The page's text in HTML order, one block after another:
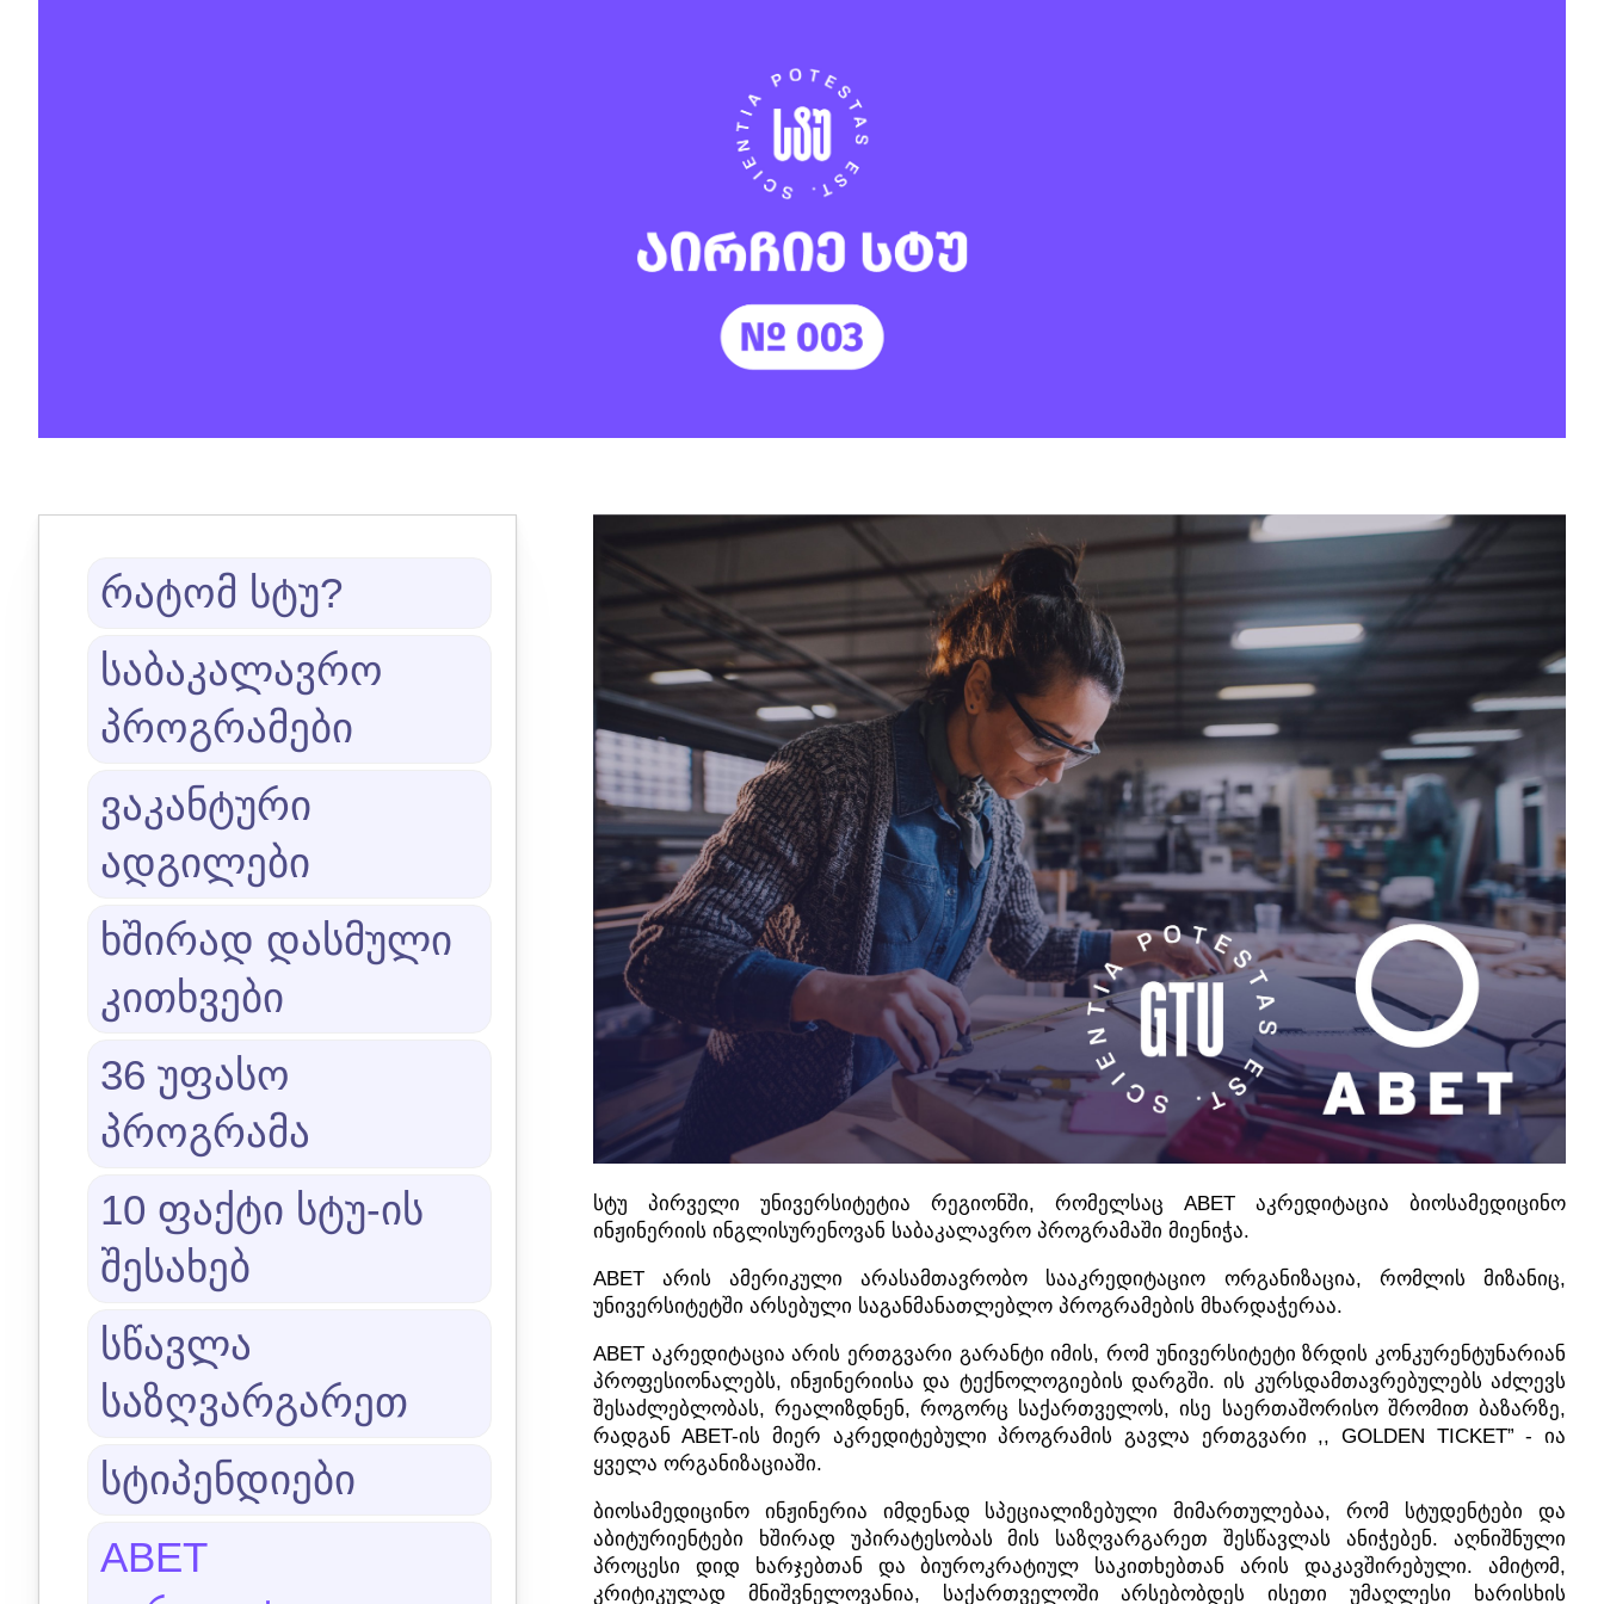
რატომ სტუ?
საბაკალავრო
პროგრამები
ვაკანტური
ადგილები
ხშირად დასმული
კითხვები
36 უფასო
პროგრამა
10 ფაქტი სტუ-ის
შესახებ
სწავლა
საზღვარგარეთ
სტიპენდიები
ABET
სტუ პირველი უნივერსიტეტია რეგიონში, რომელსაც ABET აკრედიტაცია ბიოსამედიცინო
ინჟინერიის ინგლისურენოვან საბაკალავრო პროგრამაში მიენიჭა.
ABET არის ამერიკული არასამთავრობო სააკრედიტაციო ორგანიზაცია, რომლის მიზანიც,
უნივერსიტეტში არსებული საგანმანათლებლო პროგრამების მხარდაჭერაა.
ABET აკრედიტაცია არის ერთგვარი გარანტი იმის, რომ უნივერსიტეტი ზრდის კონკურენტუნარიან
პროფესიონალებს, ინჟინერიისა და ტექნოლოგიების დარგში. ის კურსდამთავრებულებს აძლევს
შესაძლებლობას, რეალიზდნენ, როგორც საქართველოს, ისე საერთაშორისო შრომით ბაზარზე,
რადგან ABET-ის მიერ აკრედიტებული პროგრამის გავლა ერთგვარი ,, GOLDEN TICKET” - ია
ყველა ორგანიზაციაში.
ბიოსამედიცინო ინჟინერია იმდენად სპეციალიზებული მიმართულებაა, რომ სტუდენტები და
აბიტურიენტები ხშირად უპირატესობას მის საზღვარგარეთ შესწავლას ანიჭებენ. აღნიშნული
პროცესი დიდ ხარჯებთან და ბიუროკრატიულ საკითხებთან არის დაკავშირებული. ამიტომ,
კრიტიკულად მნიშვნელოვანია, საქართველოში არსებობდეს ისეთი უმაღლესი ხარისხის